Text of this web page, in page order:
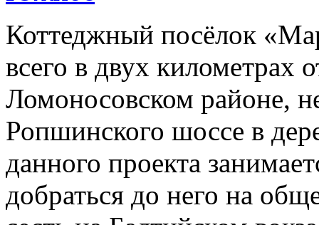
Коттеджный посёлок
всего в двух километрах
Ломоносовском районе,
Ропшинского шоссе в
данного проекта
добраться до него на